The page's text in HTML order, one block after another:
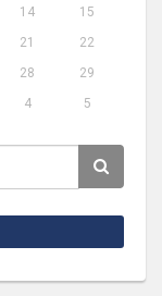
14
15
21
22
28
29
4 5